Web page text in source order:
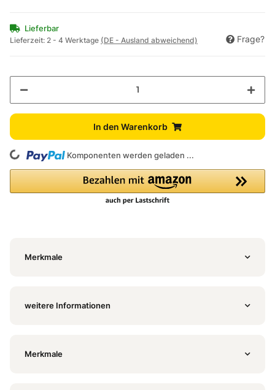
Lieferbar
Lieferzeit: 2 - 4 Werktage (DE - Ausland abweichend) Frage?
In den Warenkorb
Komponenten werden geladen ...
Merkmale
weitere Informationen
Merkmale